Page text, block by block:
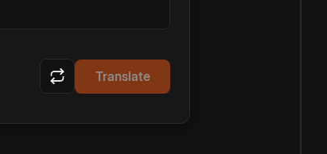
Translate